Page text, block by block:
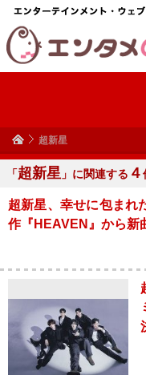
超新星
「超新星 」に関連する ４
超新星、幸せに包まれ
作『HEAVEN』から新